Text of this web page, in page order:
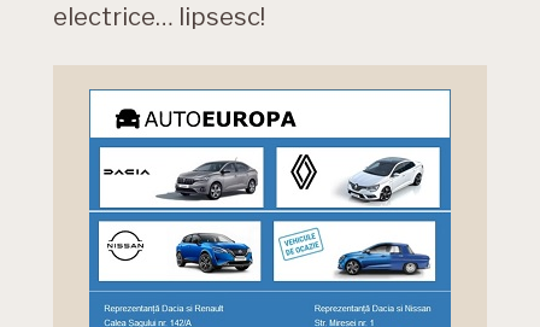
electrice… lipsesc!